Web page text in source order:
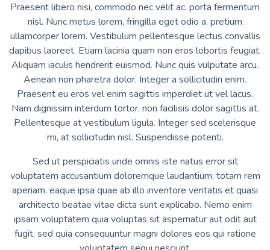
Praesent libero nisi, commodo nec velit ac, porta fermentum
nisl. Nunc metus lorem, fringilla eget odio a, pretium
ullamcorper lorem. Vestibulum pellentesque lectus convallis
dapibus laoreet. Etiam lacinia quam non eros lobortis feugiat.
Aliquam iaculis hendrerit euismod. Nunc quis vulputate arcu.
Aenean non pharetra dolor. Integer a sollicitudin enim.
Praesent eu eros vel enim sagittis imperdiet ut vel lacus.
Nam dignissim interdum tortor, non facilisis dolor sagittis at.
Pellentesque at vestibulum ligula. Integer sed scelerisque
mi, at sollicitudin nisl. Suspendisse potenti.
Sed ut perspiciatis unde omnis iste natus error sit
voluptatem accusantium doloremque laudantium, totam rem
aperiam, eaque ipsa quae ab illo inventore veritatis et quasi
architecto beatae vitae dicta sunt explicabo. Nemo enim
ipsam voluptatem quia voluptas sit aspernatur aut odit aut
fugit, sed quia consequuntur magni dolores eos qui ratione